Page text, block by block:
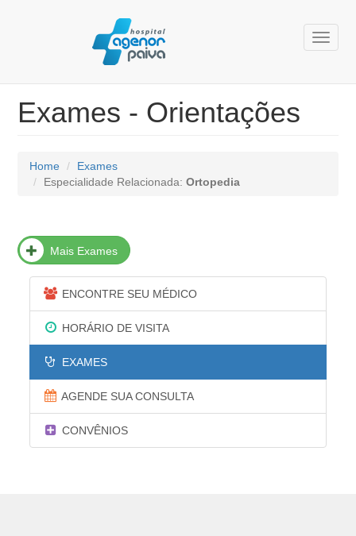
Toggle
Exames - Orientações
Home
Exames
Especialidade Relacionada:Ortopedia
Mais Exames
ENCONTRE SEU MÉDICO
HORÁRIO DE VISITA
EXAMES
AGENDE SUA CONSULTA
CONVÊNIOS